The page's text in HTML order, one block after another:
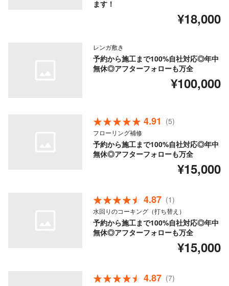
ます！
¥18,000
レンガ敷き
予約から施工まで100%自社対応◎年中
無休◎アフターフォローも万全
¥100,000
4.91 (5)
フローリング補修
予約から施工まで100%自社対応◎年中
無休◎アフターフォローも万全
¥15,000
4.87 (1)
水回りのコーキング（打ち替え）
予約から施工まで100%自社対応◎年中
無休◎アフターフォローも万全
¥15,000
4.87 (7)